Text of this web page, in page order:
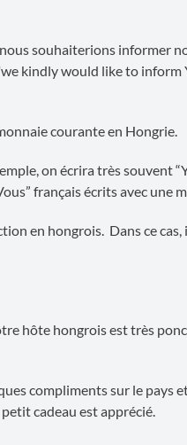
souhaiterions informer
kindly would like to inform
courante en Hongrie.
on écrira très souvent
français écrits avec une
en hongrois. Dans ce cas,
hôte hongrois est très
compliments sur le pays
cadeau est apprécié.